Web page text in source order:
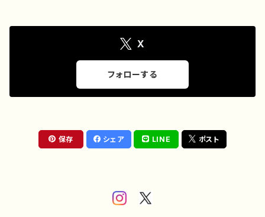
オリジナル デザイン グッ
ズ タイトル：脱法寿司 作：ん
X
フォローする
保存 シェア LINE ポスト